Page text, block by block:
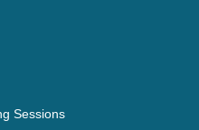
Sessions